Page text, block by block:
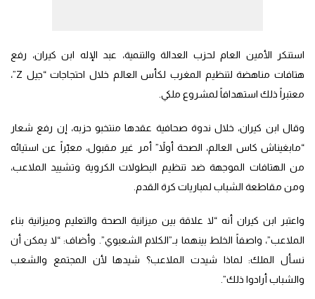
استنكر الأمين العام لحزب العدالة والتنمية، عبد الإله ابن كيران، رفع
هتافات مناهضة لتنظيم المغرب لكأس العالم خلال احتجاجات “جيل Z”،
معتبراً ذلك استهدافاً لمشروع ملكي.
وقال ابن كيران، خلال ندوة صحافية عقدها منتخبو حزبه، إن رفع شعار
“مابغيناش كاس العالم، الصحة أولاً” أمر غير مقبول، معبّراً عن استيائه
من الهتافات الموجهة ضد تنظيم البطولات الكروية وتشييد الملاعب،
ومن مقاطعة الشباب لمباريات كرة القدم.
واعتبر ابن كيران أنه “لا علاقة بين ميزانية الصحة والتعليم وميزانية بناء
الملاعب”، واصفاً الخلط بينهما بـ”الكلام الشعبوي”. وأضاف: “لا يمكن أن
نسأل الملك: لماذا شيدت الملاعب؟ شيدها لأن المجتمع والشعب
والشباب أرادوا ذلك”.